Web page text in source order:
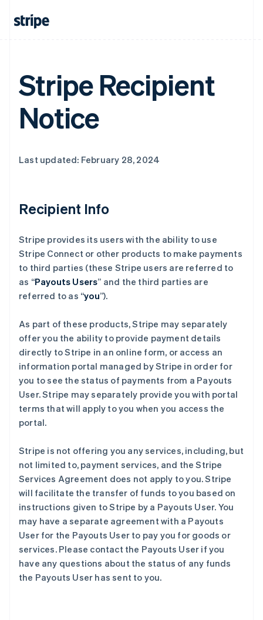
Stripe Recipient
Notice
Last updated: February 28, 2024
Recipient Info
Stripe provides its users with the ability to use
Stripe Connect or other products to make payments
to third parties (these Stripe users are referred to
as “Payouts Users” and the third parties are
referred to as “you”).
As part of these products, Stripe may separately
offer you the ability to provide payment details
directly to Stripe in an online form, or access an
information portal managed by Stripe in order for
you to see the status of payments from a Payouts
User. Stripe may separately provide you with portal
terms that will apply to you when you access the
portal.
Stripe is not offering you any services, including, but
not limited to, payment services, and the Stripe
Services Agreement does not apply to you. Stripe
will facilitate the transfer of funds to you based on
instructions given to Stripe by a Payouts User. You
may have a separate agreement with a Payouts
User for the Payouts User to pay you for goods or
services. Please contact the Payouts User if you
have any questions about the status of any funds
the Payouts User has sent to you.
阿联酋
English
奥地利
DeutschEnglish
澳大利亚
English
保加利亚
波兰
English
德国
DeutschEnglish
法国
荷兰
Nederlands English
加拿大
EnglishFrançais
捷克
克罗地亚
English Italiano
拉脱维亚
立陶宛
列支敦士登
DeutschEnglish
卢森堡
FrançaisDeutschEnglish
罗马尼亚
马尔他
English
马来西亚
English 简体中文